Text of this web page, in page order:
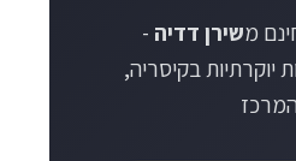
טובה והבנה של הצרכים
משירן דדיה -
יוקרתיות בקיסריה,